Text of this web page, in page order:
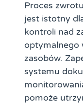
Proces
jest istotny
kontroli nad
optymalnego
zasobów.
systemu
pomoże